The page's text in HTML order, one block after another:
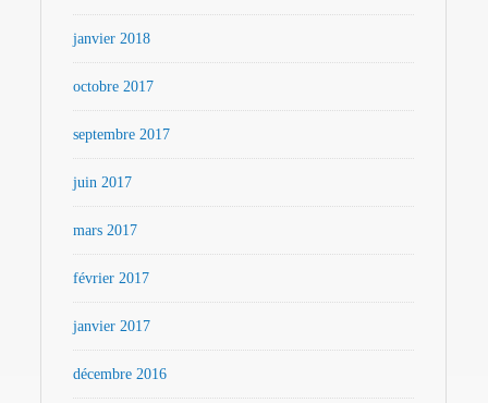
janvier 2018
octobre 2017
septembre 2017
juin 2017
mars 2017
février 2017
janvier 2017
décembre 2016